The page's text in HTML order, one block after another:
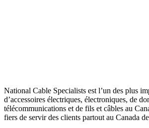
National Cable Specialists est l’un des plus
d’accessoires électriques, électroniques, de
télécommunications et de fils et câbles au
fiers de servir des clients partout au Canada